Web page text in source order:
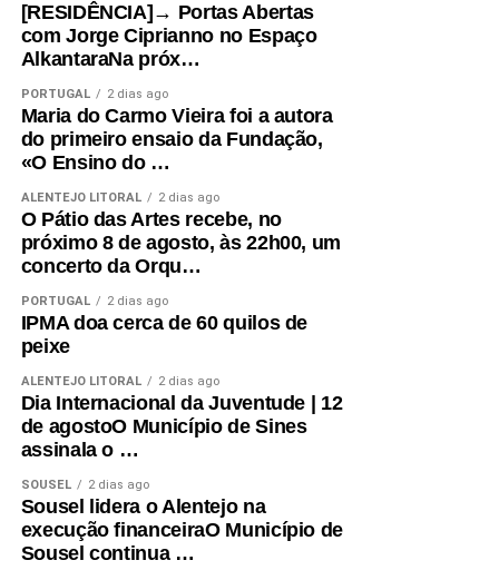
[RESIDÊNCIA]→ Portas Abertas
com Jorge Ciprianno no Espaço
AlkantaraNa próx…
PORTUGAL 2 dias ago
Maria do Carmo Vieira foi a autora
do primeiro ensaio da Fundação,
«O Ensino do …
ALENTEJO LITORAL 2 dias ago
O Pátio das Artes recebe, no
próximo 8 de agosto, às 22h00, um
concerto da Orqu…
PORTUGAL 2 dias ago
IPMA doa cerca de 60 quilos de
peixe
ALENTEJO LITORAL 2 dias ago
Dia Internacional da Juventude | 12
de agostoO Município de Sines
assinala o …
SOUSEL 2 dias ago
Sousel lidera o Alentejo na
execução financeiraO Município de
Sousel continua …